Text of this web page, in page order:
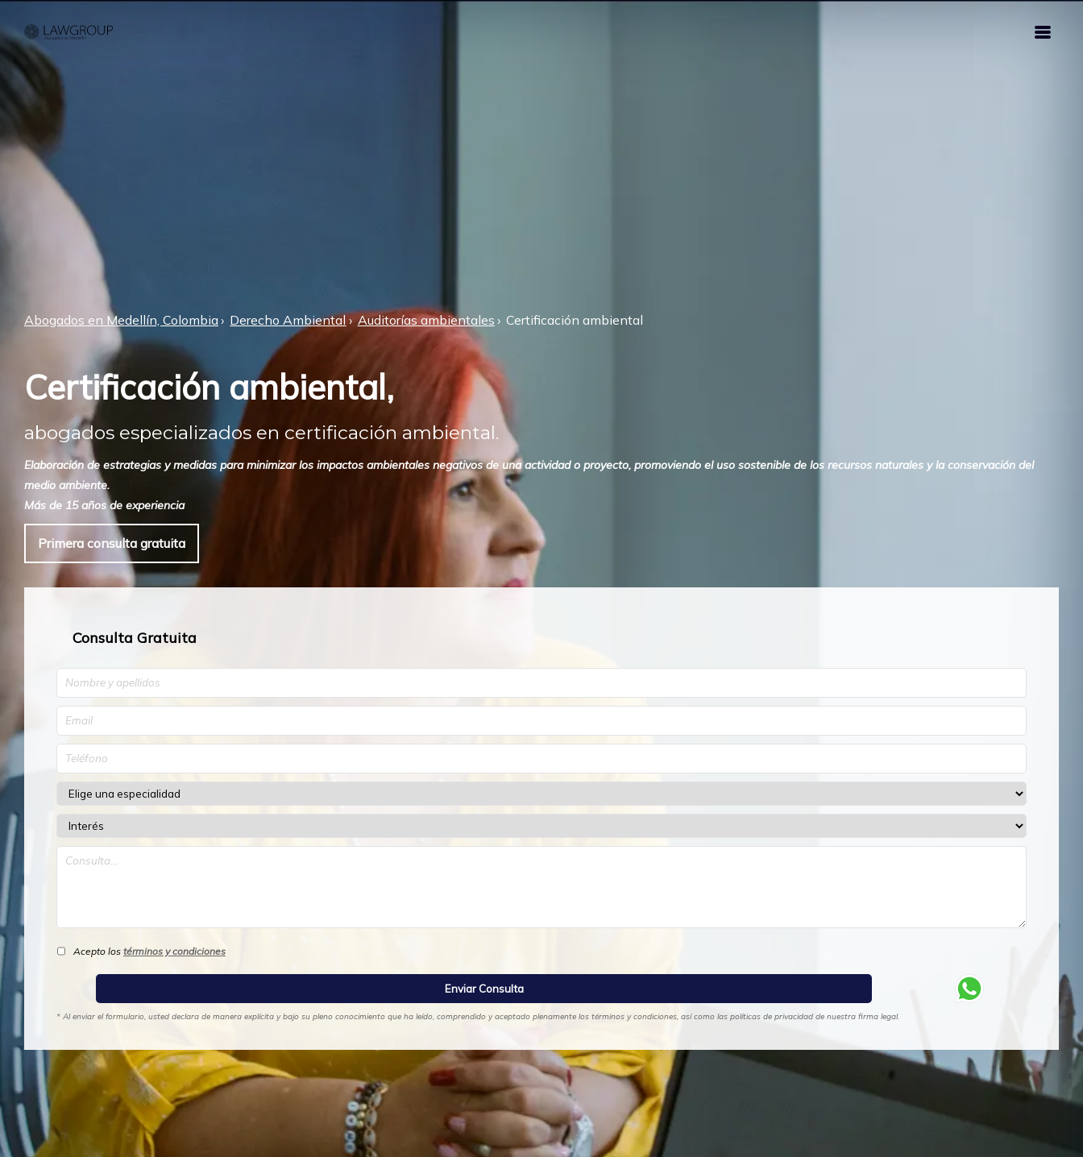
Abogados en Medellín, Colombia Derecho Ambiental Auditorías ambientales Certificación ambiental
Certificación ambiental,
abogados especializados en certificación ambiental.
Elaboración de estrategias y medidas para minimizar los impactos ambientales negativos de una actividad o proyecto, promoviendo el uso sostenible de los recursos naturales y la conservación del
medio ambiente.
Más de 15 años de experiencia
Primera consulta gratuita
Consulta Gratuita
Acepto los términos y condiciones
* Al enviar el formulario, usted declara de manera explícita y bajo su pleno conocimiento que ha leído, comprendido y aceptado plenamente los términos y condiciones, así como las políticas de privacidad de nuestra firma legal.